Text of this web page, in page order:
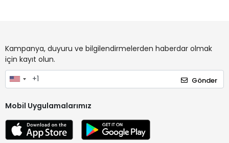
Kampanya, duyuru ve bilgilendirmelerden haberdar olmak
için kayıt olun.
Gönder
Mobil Uygulamalarımız